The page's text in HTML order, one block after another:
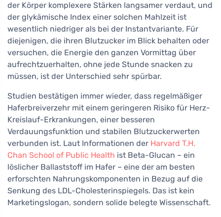
der Körper komplexere Stärken langsamer verdaut, und
der glykämische Index einer solchen Mahlzeit ist
wesentlich niedriger als bei der Instantvariante. Für
diejenigen, die ihren Blutzucker im Blick behalten oder
versuchen, die Energie den ganzen Vormittag über
aufrechtzuerhalten, ohne jede Stunde snacken zu
müssen, ist der Unterschied sehr spürbar.
Studien bestätigen immer wieder, dass regelmäßiger
Haferbreiverzehr mit einem geringeren Risiko für Herz-
Kreislauf-Erkrankungen, einer besseren
Verdauungsfunktion und stabilen Blutzuckerwerten
verbunden ist. Laut Informationen der Harvard T.H.
Chan School of Public Health ist Beta-Glucan – ein
löslicher Ballaststoff im Hafer – eine der am besten
erforschten Nahrungskomponenten in Bezug auf die
Senkung des LDL-Cholesterinspiegels. Das ist kein
Marketingslogan, sondern solide belegte Wissenschaft.